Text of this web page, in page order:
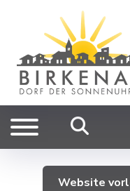
Website